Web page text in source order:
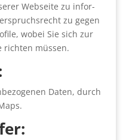
Web­sei­te zu infor­
zu gegen
wobei Sie sich zur
rich­ten müs­sen.
Daten, durch